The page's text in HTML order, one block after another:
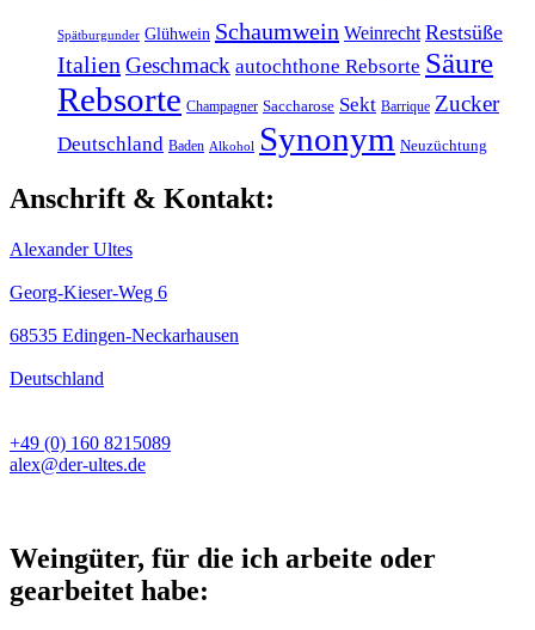
Spätburgunder Glühwein Schaumwein Weinrecht Restsüße
ItalienGeschmack autochthone Rebsorte Säure
Rebsorte Champagner Saccharose Sekt Barrique Zucker
Deutschland Baden Alkohol Synonym Neuzüchtung
Anschrift & Kontakt:
Alexander Ultes
Georg-Kieser-Weg 6
68535 Edingen-Neckarhausen
Deutschland
+49 (0) 160 8215089
alex@der-ultes.de
Weingüter, für die ich arbeite oder
gearbeitet habe: